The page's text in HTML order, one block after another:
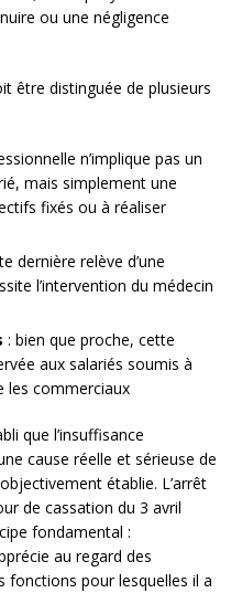
ou une négligence
être distinguée de plusieurs
n’implique pas un
mais simplement une
fixés ou à réaliser
dernière relève d’une
l’intervention du médecin
: bien que proche, cette
aux salariés soumis à
les commerciaux
que l’insuffisance
cause réelle et sérieuse de
établie. L’arrêt
de cassation du 3 avril
fondamental :
au regard des
fonctions pour lesquelles il a